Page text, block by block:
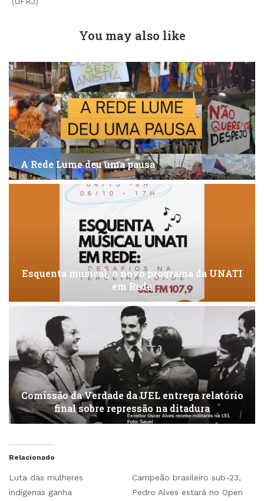
You may also like
A Rede Lume deu uma pausa
Esquenta musical, o novo programa da UNATI
em Rede
Comissão da Verdade da UEL entrega relatório
final sobre repressão na ditadura
Relacionado
Luta das mulheres
indígenas ganha
Campeão brasileiro sub-23,
Pedro Alves estará no Open